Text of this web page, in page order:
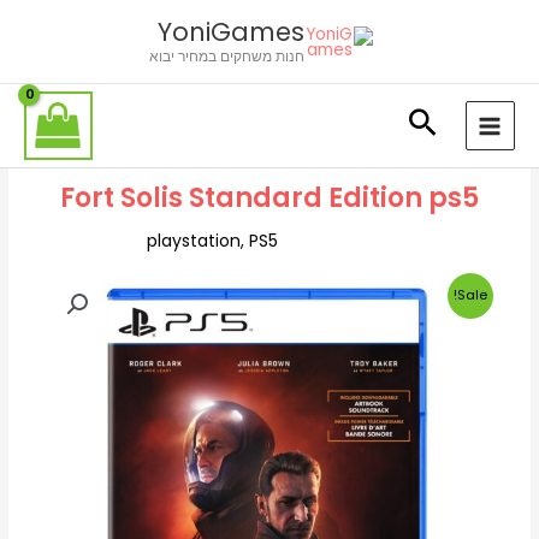
YoniGames
חנות משחקים במחיר יבוא
Fort Solis Standard Edition ps5
playstation,PS5
Sale!